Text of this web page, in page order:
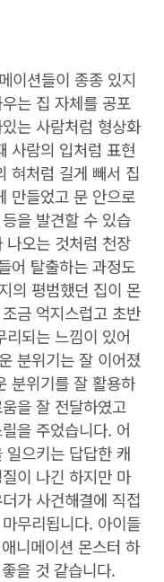
이션들이 종종 있지
는 집 자체를 공포
는 사람처럼 형상화
사람의 입처럼 표현
혀처럼 길게 빼서 집
만들었고 문 안으로
을 발견할 수 있습
나오는 것처럼 천장
어 탈출하는 과정도
의 평범했던 집이 몬
금 억지스럽고 초반
되는 느낌이 있어
분위기는 잘 이어졌
분위기를 잘 활용하
을 잘 전달하였고
을 주었습니다. 어
으키는 답답한 캐
이 나긴 하지만 마
가 사건해결에 직접
무리됩니다. 아이들
니메이션 몬스터 하
을 것 같습니다.